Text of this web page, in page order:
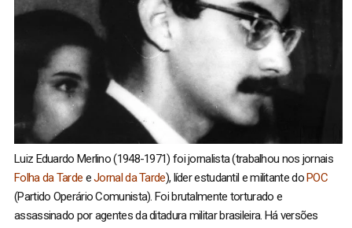
Luiz Eduardo Merlino (1948-1971) foi jornalista (trabalhou nos jornais
Folha da Tarde eJornal da Tarde), líder estudantil e militante doPOC
(Partido Operário Comunista). Foi brutalmente torturado e
assassinado por agentes da ditadura militar brasileira. Há versões